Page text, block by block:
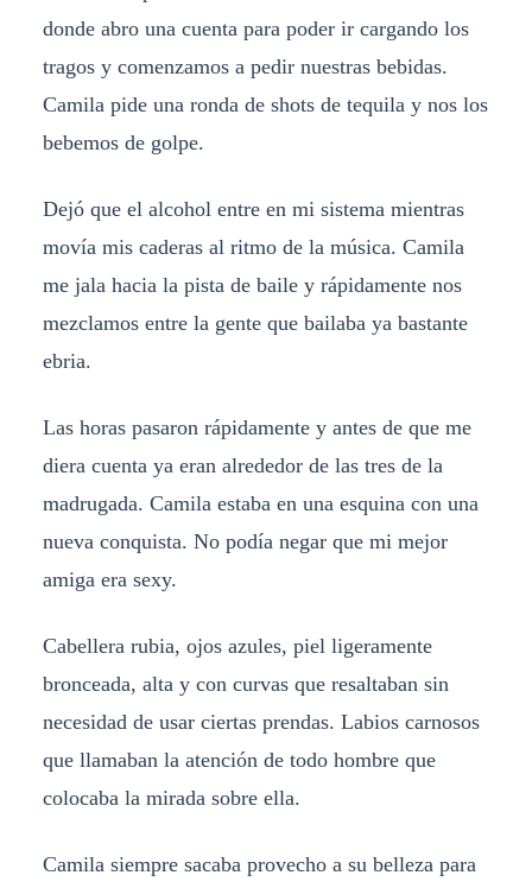
donde abro una cuenta para poder ir cargando los
tragos y comenzamos a pedir nuestras bebidas.
Camila pide una ronda de shots de tequila y nos los
bebemos de golpe.
Dejó que el alcohol entre en mi sistema mientras
movía mis caderas al ritmo de la música. Camila
me jala hacia la pista de baile y rápidamente nos
mezclamos entre la gente que bailaba ya bastante
ebria.
Las horas pasaron rápidamente y antes de que me
diera cuenta ya eran alrededor de las tres de la
madrugada. Camila estaba en una esquina con una
nueva conquista. No podía negar que mi mejor
amiga era sexy.
Cabellera rubia, ojos azules, piel ligeramente
bronceada, alta y con curvas que resaltaban sin
necesidad de usar ciertas prendas. Labios carnosos
que llamaban la atención de todo hombre que
colocaba la mirada sobre ella.
Camila siempre sacaba provecho a su belleza para